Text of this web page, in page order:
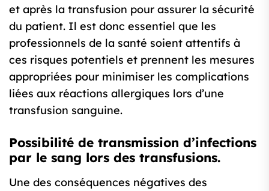
et après la transfusion pour assurer la sécurité
du patient. Il est donc essentiel que les
professionnels de la santé soient attentifs à
ces risques potentiels et prennent les mesures
appropriées pour minimiser les complications
liées aux réactions allergiques lors d’une
transfusion sanguine.
Possibilité de transmission d’infections
par le sang lors des transfusions.
Une des conséquences négatives des